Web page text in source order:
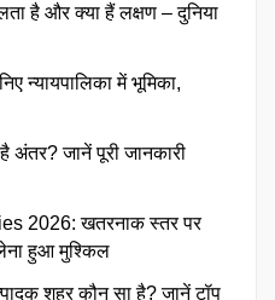
है और क्या हैं लक्षण – दुनिया
न्यायपालिका में भूमिका,
अंतर? जानें पूरी जानकारी
2026: खतरनाक स्तर पर
हुआ मुश्किल
शहर कौन सा है? जानें टॉप